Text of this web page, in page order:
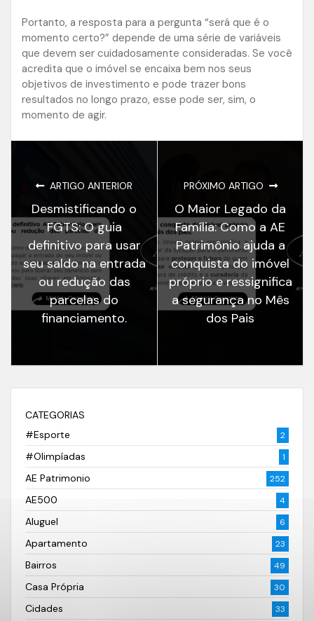
Portanto, a resposta para a pergunta “será que é o
momento certo?” depende de uma série de variáveis
que devem ser cuidadosamente consideradas. Se você
acredita que o imóvel se encaixa bem nos seus
objetivos de investimento e pode trazer bons
resultados no longo prazo, esse pode ser, sim, o
momento de agir.
ARTIGO ANTERIOR
Desmistificando o
FGTS: O guia
definitivo para usar
seu saldo na entrada
ou redução das
parcelas do
financiamento.
PRÓXIMO ARTIGO
O Maior Legado da
Família: Como a AE
Patrimônio ajuda a
conquista do imóvel
próprio e ressignifica
a segurança no Mês
dos Pais
CATEGORIAS
#Esporte
2
#Olimpíadas 1
AE Patrimonio 252
AE500 4
Aluguel 6
Apartamento 23
Bairros 49
Casa Própria 30
Cidades 33